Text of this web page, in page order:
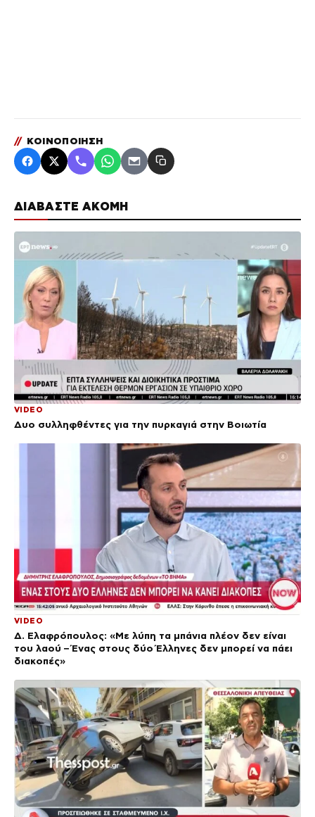
ΔΙΑΒΑΣΤΕ ΑΚΟΜΗ
VIDEO
Δυο συλληφθέντες για την πυρκαγιά στην Βοιωτία
VIDEO
Δ. Ελαφρόπουλος: «Με λύπη τα μπάνια πλέον δεν είναι
του λαού – Ένας στους δύο Έλληνες δεν μπορεί να πάει
διακοπές»
// ΚΟΙΝΟΠΟΙΗΣΗ